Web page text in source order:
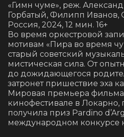
«Гимн чуме», реж.
Горбатый, Филипп Иванов,
Россия, 2024, 12 мин. 16+
Во время оркестровой
мотивам «Пира во время
старый советский
мистическая сила. От
до дожидающегося
затронет пришествие эха
Мировая премьера
кинофестивале в Локарно,
получила приз Pardino
международном конкурсе